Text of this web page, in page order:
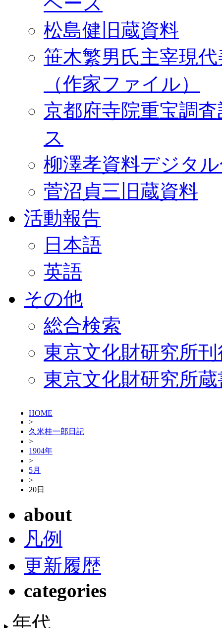
松島健旧蔵資料
笹木繁男氏主宰現
（作家ファイル）
京都府寺院重宝調
ス
柳澤孝資料デジタ
菅沼貞三旧蔵資料
活動報告
日本語
英語
その他
総合検索
東京文化財研究所
東京文化財研究所
HOME
>
久米桂一郎日記
>
1904年
>
5月
>
20日
about
凡例
更新履歴
categories
年代